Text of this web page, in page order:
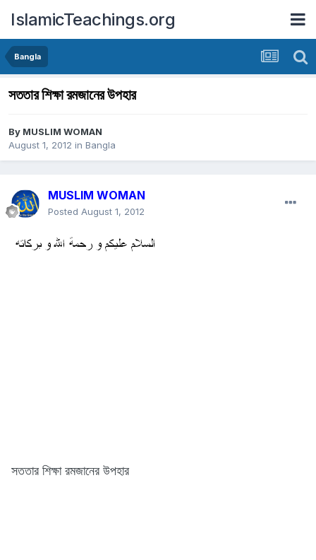
IslamicTeachings.org
Bangla
সততার শিক্ষা রমজানের উপহার
By MUSLIM WOMAN
August 1, 2012 in Bangla
MUSLIM WOMAN
Posted August 1, 2012
সততার শিক্ষা রমজানের উপহার